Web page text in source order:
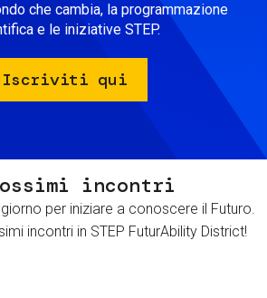
che cambia, la programmazione
e le iniziative STEP.
Iscriviti qui
incontri
per iniziare a conoscere il Futuro.
incontri in STEP FuturAbility District!